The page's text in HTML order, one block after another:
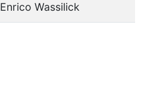
Enrico Wassilick